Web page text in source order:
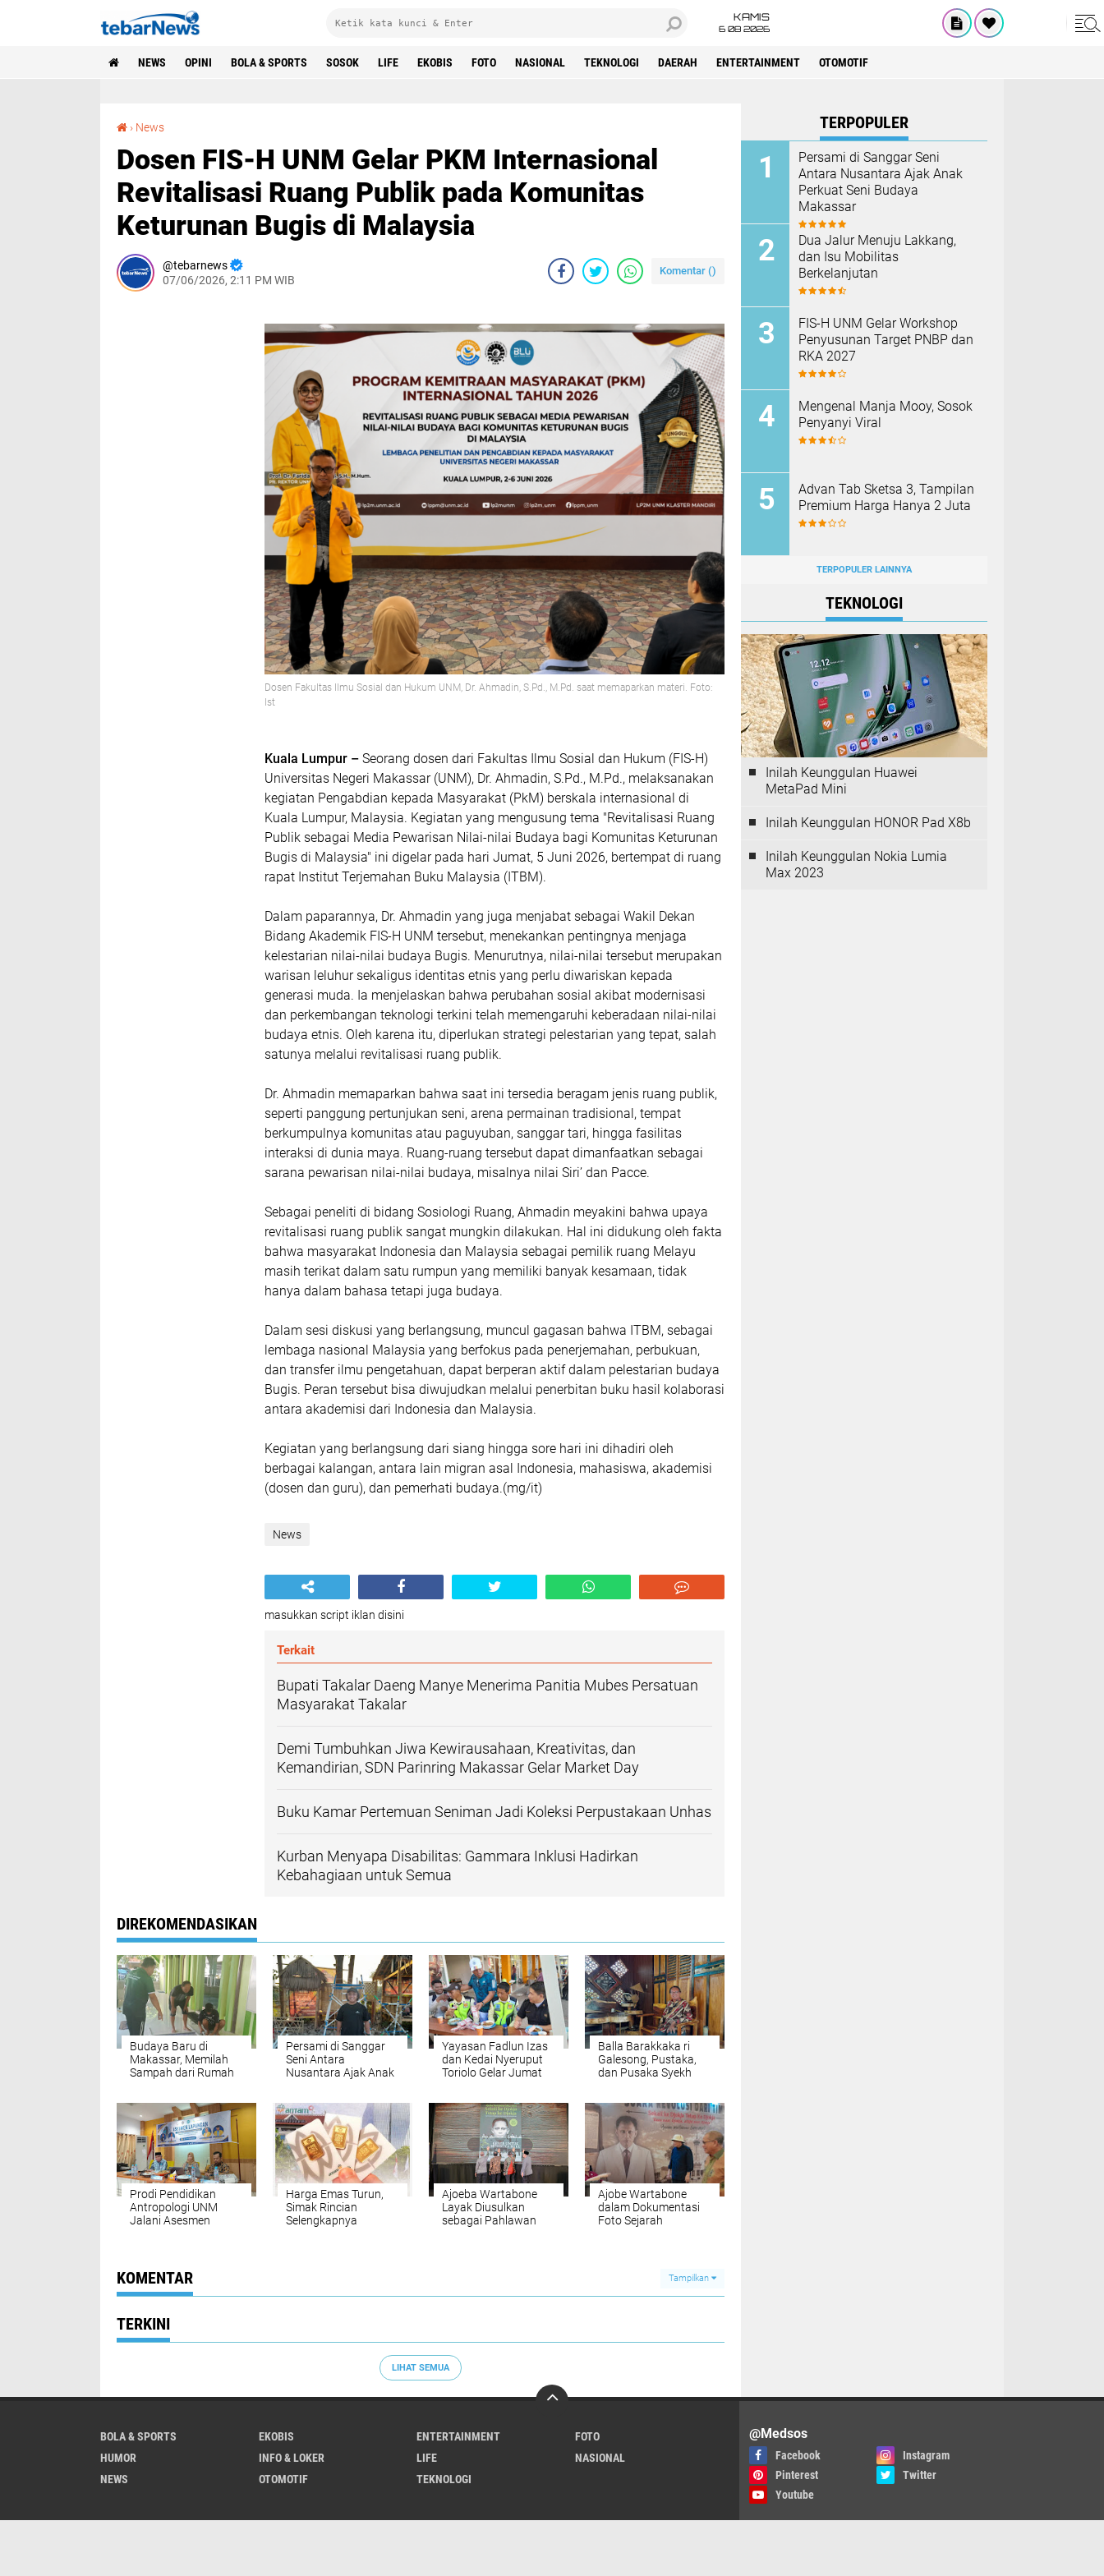
KAMIS
6 08 2026
NEWS OPINI BOLA & SPORTS SOSOK LIFE EKOBIS FOTO NASIONAL TEKNOLOGI DAERAH ENTERTAINMENT OTOMOTIF
› News
Dosen FIS-H UNM Gelar PKM Internasional
Revitalisasi Ruang Publik pada Komunitas
Keturunan Bugis di Malaysia
tebarnews
07/06/2026, 2:11 PM WIB
Komentar ()
Dosen Fakultas Ilmu Sosial dan Hukum UNM, Dr. Ahmadin, S.Pd., M.Pd. saat memaparkan materi. Foto:
Ist
Kuala Lumpur – Seorang dosen dari Fakultas Ilmu Sosial dan Hukum (FIS-H)
Universitas Negeri Makassar (UNM), Dr. Ahmadin, S.Pd., M.Pd., melaksanakan
kegiatan Pengabdian kepada Masyarakat (PkM) berskala internasional di
Kuala Lumpur, Malaysia. Kegiatan yang mengusung tema "Revitalisasi Ruang
Publik sebagai Media Pewarisan Nilai-nilai Budaya bagi Komunitas Keturunan
Bugis di Malaysia" ini digelar pada hari Jumat, 5 Juni 2026, bertempat di ruang
rapat Institut Terjemahan Buku Malaysia (ITBM).
Dalam paparannya, Dr. Ahmadin yang juga menjabat sebagai Wakil Dekan
Bidang Akademik FIS-H UNM tersebut, menekankan pentingnya menjaga
kelestarian nilai-nilai budaya Bugis. Menurutnya, nilai-nilai tersebut merupakan
warisan leluhur sekaligus identitas etnis yang perlu diwariskan kepada
generasi muda. Ia menjelaskan bahwa perubahan sosial akibat modernisasi
dan perkembangan teknologi terkini telah memengaruhi keberadaan nilai-nilai
budaya etnis. Oleh karena itu, diperlukan strategi pelestarian yang tepat, salah
satunya melalui revitalisasi ruang publik.
Dr. Ahmadin memaparkan bahwa saat ini tersedia beragam jenis ruang publik,
seperti panggung pertunjukan seni, arena permainan tradisional, tempat
berkumpulnya komunitas atau paguyuban, sanggar tari, hingga fasilitas
interaksi di dunia maya. Ruang-ruang tersebut dapat dimanfaatkan sebagai
sarana pewarisan nilai-nilai budaya, misalnya nilai Siri’ dan Pacce.
Sebagai peneliti di bidang Sosiologi Ruang, Ahmadin meyakini bahwa upaya
revitalisasi ruang publik sangat mungkin dilakukan. Hal ini didukung oleh fakta
bahwa masyarakat Indonesia dan Malaysia sebagai pemilik ruang Melayu
masih terikat dalam satu rumpun yang memiliki banyak kesamaan, tidak
hanya dalam bahasa tetapi juga budaya.
Dalam sesi diskusi yang berlangsung, muncul gagasan bahwa ITBM, sebagai
lembaga nasional Malaysia yang berfokus pada penerjemahan, perbukuan,
dan transfer ilmu pengetahuan, dapat berperan aktif dalam pelestarian budaya
Bugis. Peran tersebut bisa diwujudkan melalui penerbitan buku hasil kolaborasi
antara akademisi dari Indonesia dan Malaysia.
Kegiatan yang berlangsung dari siang hingga sore hari ini dihadiri oleh
berbagai kalangan, antara lain migran asal Indonesia, mahasiswa, akademisi
(dosen dan guru), dan pemerhati budaya.(mg/it)
News
masukkan script iklan disini
Terkait
Bupati Takalar Daeng Manye Menerima Panitia Mubes Persatuan
Masyarakat Takalar
Demi Tumbuhkan Jiwa Kewirausahaan, Kreativitas, dan
Kemandirian, SDN Parinring Makassar Gelar Market Day
Buku Kamar Pertemuan Seniman Jadi Koleksi Perpustakaan Unhas
Kurban Menyapa Disabilitas: Gammara Inklusi Hadirkan
Kebahagiaan untuk Semua
DIREKOMENDASIKAN
Budaya Baru di
Makassar, Memilah
Sampah dari Rumah
Persami di Sanggar
Seni Antara
Nusantara Ajak Anak
Yayasan Fadlun Izas
dan Kedai Nyeruput
Toriolo Gelar Jumat
Balla Barakkaka ri
Galesong, Pustaka,
dan Pusaka Syekh
Prodi Pendidikan
Antropologi UNM
Jalani Asesmen
Harga Emas Turun,
Simak Rincian
Selengkapnya
Ajoeba Wartabone
Layak Diusulkan
sebagai Pahlawan
Ajobe Wartabone
dalam Dokumentasi
Foto Sejarah
KOMENTAR Tampilkan
TERKINI
LIHAT SEMUA
TERPOPULER
Persami di Sanggar Seni
Antara Nusantara Ajak Anak
Perkuat Seni Budaya
Makassar
Dua Jalur Menuju Lakkang,
dan Isu Mobilitas
Berkelanjutan
FIS-H UNM Gelar Workshop
Penyusunan Target PNBP dan
RKA 2027
Mengenal Manja Mooy, Sosok
Penyanyi Viral
Advan Tab Sketsa 3, Tampilan
Premium Harga Hanya 2 Juta
TERPOPULER LAINNYA
TEKNOLOGI
Inilah Keunggulan Huawei
MetaPad Mini
Inilah Keunggulan HONOR Pad X8b
Inilah Keunggulan Nokia Lumia
Max 2023
BOLA & SPORTS EKOBIS ENTERTAINMENT
FOTO
HUMOR
INFO & LOKER LIFE
NASIONAL
NEWS
OTOMOTIF TEKNOLOGI
@Medsos
Facebook
Instagram
Pinterest
Twitter
Youtube